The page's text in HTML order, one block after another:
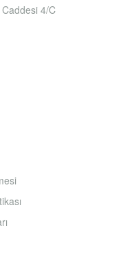
4/C